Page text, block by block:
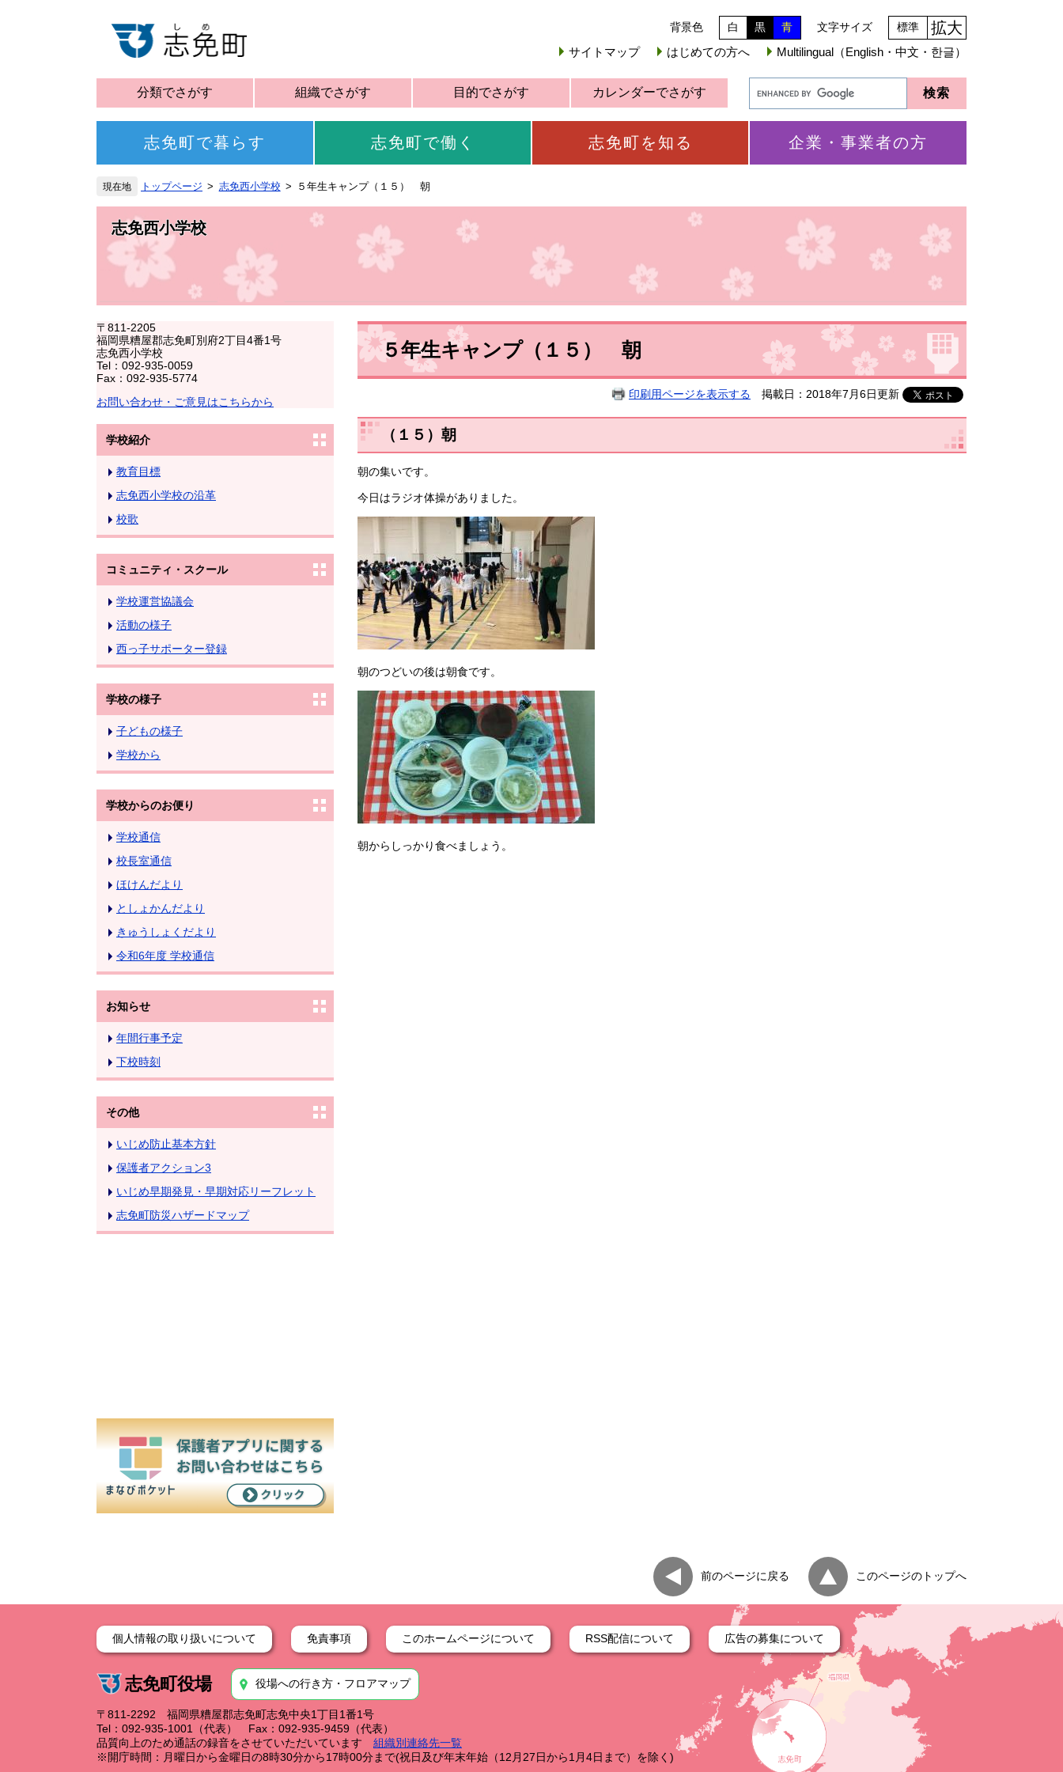
背景色 白 黒 青 文字サイズ 標準 拡大
サイトマップ はじめての方へ Multilingual（English・中文・한글）
分類でさがす 組織でさがす 目的でさがす カレンダーでさがす
志免町で暮らす 志免町で働く 志免町を知る 企業・事業者の方
トップページ 志免西小学校 ５年生キャンプ（１５） 朝
志免西小学校
〒811-2205
福岡県糟屋郡志免町別府2丁目4番1号
志免西小学校
Tel：092-935-0059
Fax：092-935-5774
お問い合わせ・ご意見はこちらから
学校紹介
教育目標
志免西小学校の沿革
校歌
コミュニティ・スクール
学校運営協議会
活動の様子
西っ子サポーター登録
学校の様子
子どもの様子
学校から
学校からのお便り
学校通信
校長室通信
ほけんだより
としょかんだより
きゅうしょくだより
令和6年度 学校通信
お知らせ
年間行事予定
下校時刻
その他
いじめ防止基本方針
保護者アクション3
いじめ早期発見・早期対応リーフレット
志免町防災ハザードマップ
５年生キャンプ（１５） 朝
印刷用ページを表示する 掲載日：2018年7月6日更新
（１５）朝
朝の集いです。
今日はラジオ体操がありました。
朝のつどいの後は朝食です。
朝からしっかり食べましょう。
前のページに戻る このページのトップへ
個人情報の取り扱いについて 免責事項 このホームページについて RSS配信について 広告の募集について
志免町役場 役場への行き方・フロアマップ
〒811-2292 福岡県糟屋郡志免町志免中央1丁目1番1号
Tel：092-935-1001（代表） Fax：092-935-9459（代表）
品質向上のため通話の録音をさせていただいています
組織別連絡先一覧
※開庁時間：月曜日から金曜日の8時30分から17時00分まで(祝日及び年末年始（12月27日から1月4日まで）を除く)